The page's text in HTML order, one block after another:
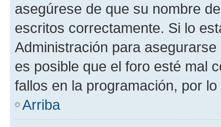
asegúrese de que su nombre
escritos correctamente. Si lo
Administración para
es posible que el foro esté mal
fallos en la programación, por
Arriba